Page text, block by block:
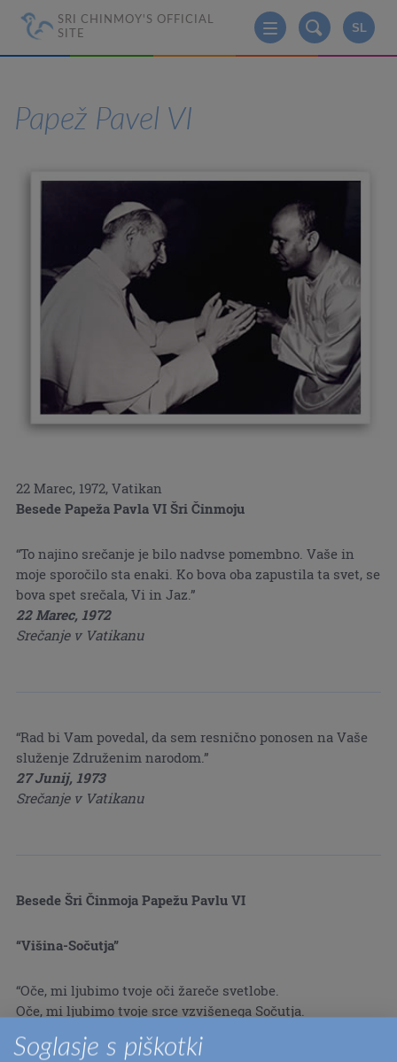
SRI CHINMOY'S OFFICIAL
SITE
SL
Papež Pavel VI
22 Marec, 1972, Vatikan
Besede Papeža Pavla VI Šri Činmoju
“To najino srečanje je bilo nadvse pomembno. Vaše in
moje sporočilo sta enaki. Ko bova oba zapustila ta svet, se
bova spet srečala, Vi in Jaz.”
22 Marec, 1972
Srečanje v Vatikanu
“Rad bi Vam povedal, da sem resnično ponosen na Vaše
služenje Združenim narodom.”
27 Junij, 1973
Srečanje v Vatikanu
Besede Šri Činmoja Papežu Pavlu VI
“Višina-Sočutja”
“Oče, mi ljubimo tvoje oči žareče svetlobe.
Oče, mi ljubimo tvoje srce vzvišenega Sočutja.
Tvoj blagoslov v naših slabotnih srcih rojeva zaupanje.
Soglasje s piškotki